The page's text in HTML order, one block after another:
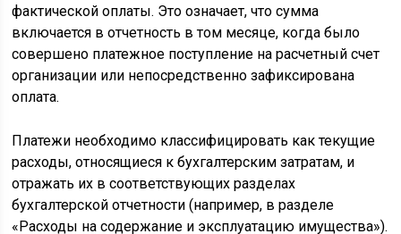
фактической оплаты. Это означает, что сумма
включается в отчетность в том месяце, когда было
совершено платежное поступление на расчетный счет
организации или непосредственно зафиксирована
оплата.
Платежи необходимо классифицировать как текущие
расходы, относящиеся к бухгалтерским затратам, и
отражать их в соответствующих разделах
бухгалтерской отчетности (например, в разделе
«Расходы на содержание и эксплуатацию имущества»).